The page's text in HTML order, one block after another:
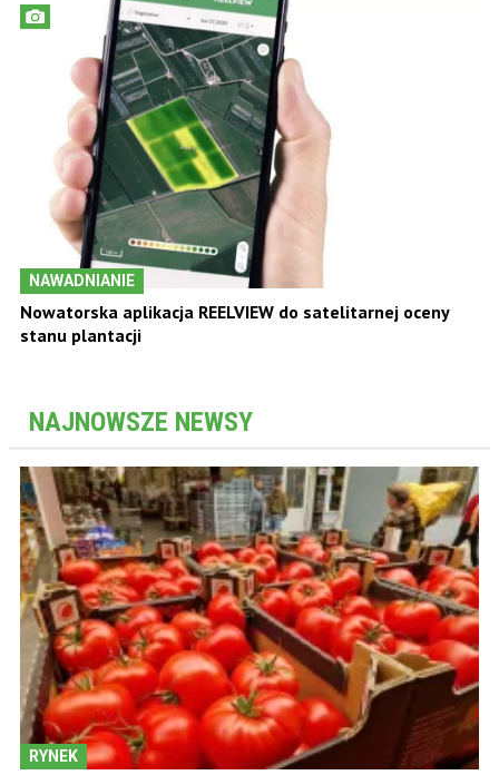
NAWADNIANIE
Nowatorska aplikacja REELVIEW do satelitarnej oceny
stanu plantacji
NAJNOWSZE NEWSY
RYNEK